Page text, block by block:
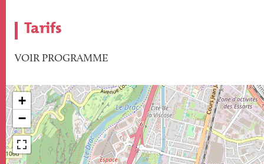
Tarifs
VOIR PROGRAMME
+
−